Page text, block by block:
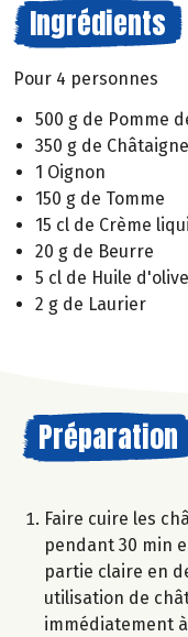
Ingrédients
Pour 4 personnes
500 g de Pomme
350 g de Châtaigne
1 Oignon
150 g de Tomme
15 cl de Crème
20 g de Beurre
5 cl de Huile d'olive
2 g de Laurier
Préparation
Faire cuire les
pendant 30 min
partie claire en
utilisation de
immédiatement à